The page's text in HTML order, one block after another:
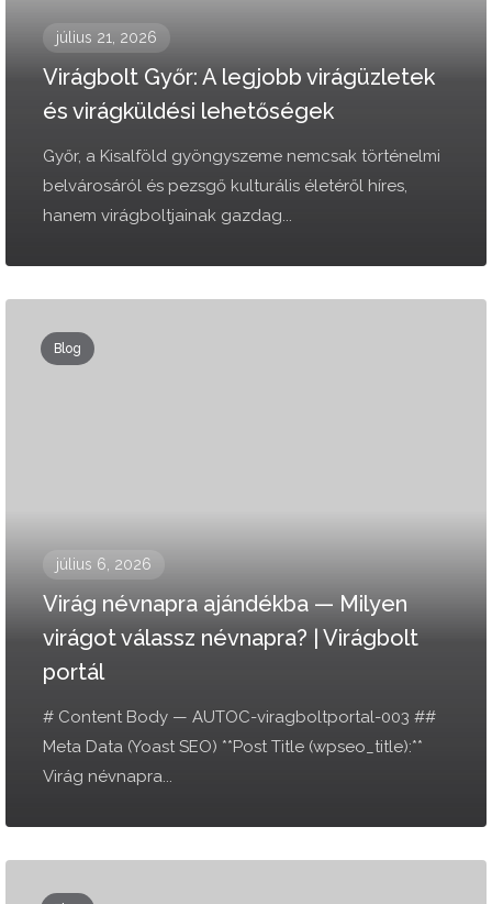
július 21, 2026
Virágbolt Győr: A legjobb virágüzletek
és virágküldési lehetőségek
Győr, a Kisalföld gyöngyszeme nemcsak történelmi
belvárosáról és pezsgő kulturális életéről híres,
hanem virágboltjainak gazdag...
Blog
július 6, 2026
Virág névnapra ajándékba — Milyen
virágot válassz névnapra? | Virágbolt
portál
# Content Body — AUTOC-viragboltportal-003 ##
Meta Data (Yoast SEO) **Post Title (wpseo_title):**
Virág névnapra...